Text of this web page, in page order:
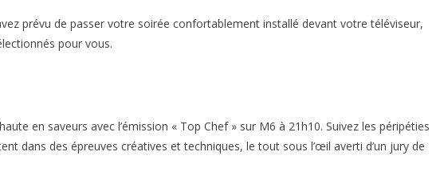
prévu de passer votre soirée confortablement installé devant votre téléviseur,
pour vous.
en saveurs avec l’émission « Top Chef » sur M6 à 21h10. Suivez les péripéties
dans des épreuves créatives et techniques, le tout sous l’œil averti d’un jury de